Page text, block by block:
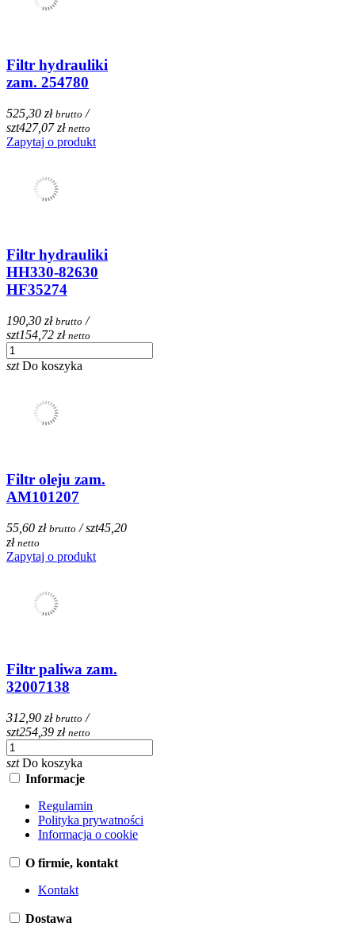
Filtr hydrauliki
zam. 254780
525,30 zł brutto /
szt427,07 zł netto
Zapytaj o produkt
Filtr hydrauliki
HH330-82630
HF35274
190,30 zł brutto /
szt154,72 zł netto
szt Do koszyka
Filtr oleju zam.
AM101207
55,60 zł brutto / szt45,20
zł netto
Zapytaj o produkt
Filtr paliwa zam.
32007138
312,90 zł brutto /
szt254,39 zł netto
szt Do koszyka
Informacje
Regulamin
Polityka prywatności
Informacja o cookie
O firmie, kontakt
Kontakt
Dostawa